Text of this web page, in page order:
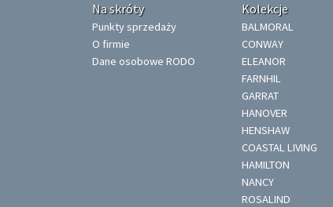
Na skróty
Punkty sprzedaży
O firmie
Dane osobowe RODO
Kolekcje
BALMORAL
CONWAY
ELEANOR
FARNHIL
GARRAT
HANOVER
HENSHAW
COASTAL LIVING
HAMILTON
NANCY
ROSALIND